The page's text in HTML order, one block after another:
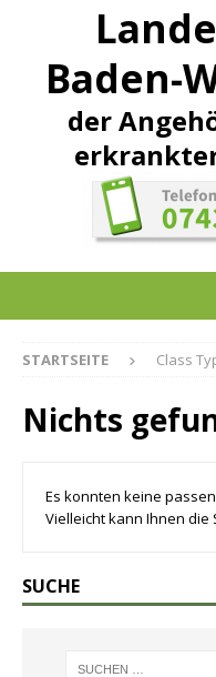
Baden-
der
STARTSEITE Class
Nichts
Es konnten keine
Vielleicht kann Ihnen
SUCHE